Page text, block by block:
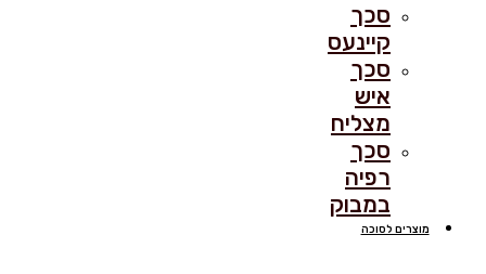
סכך
קיינעס
סכך
איש
מצליח
סכך
רפיה
במבוק
מוצרים לסוכה